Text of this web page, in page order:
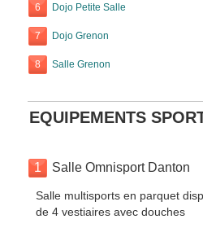
6 Dojo Petite Salle
7 Dojo Grenon
8 Salle Grenon
EQUIPEMENTS
1 Salle Omnisport Danton
Salle multisports en parquet
de 4 vestiaires avec douches